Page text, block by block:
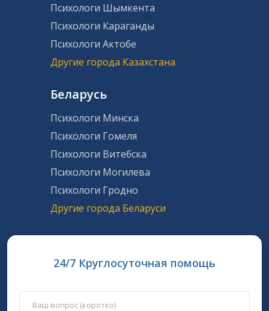
Психологи Шымкента
Психологи Караганды
Психологи Актобе
Другие города Казахстана
Беларусь
Психологи Минска
Психологи Гомеля
Психологи Витебска
Психологи Могилева
Психологи Гродно
Другие города Беларуси
24/7 Круглосуточная помощь